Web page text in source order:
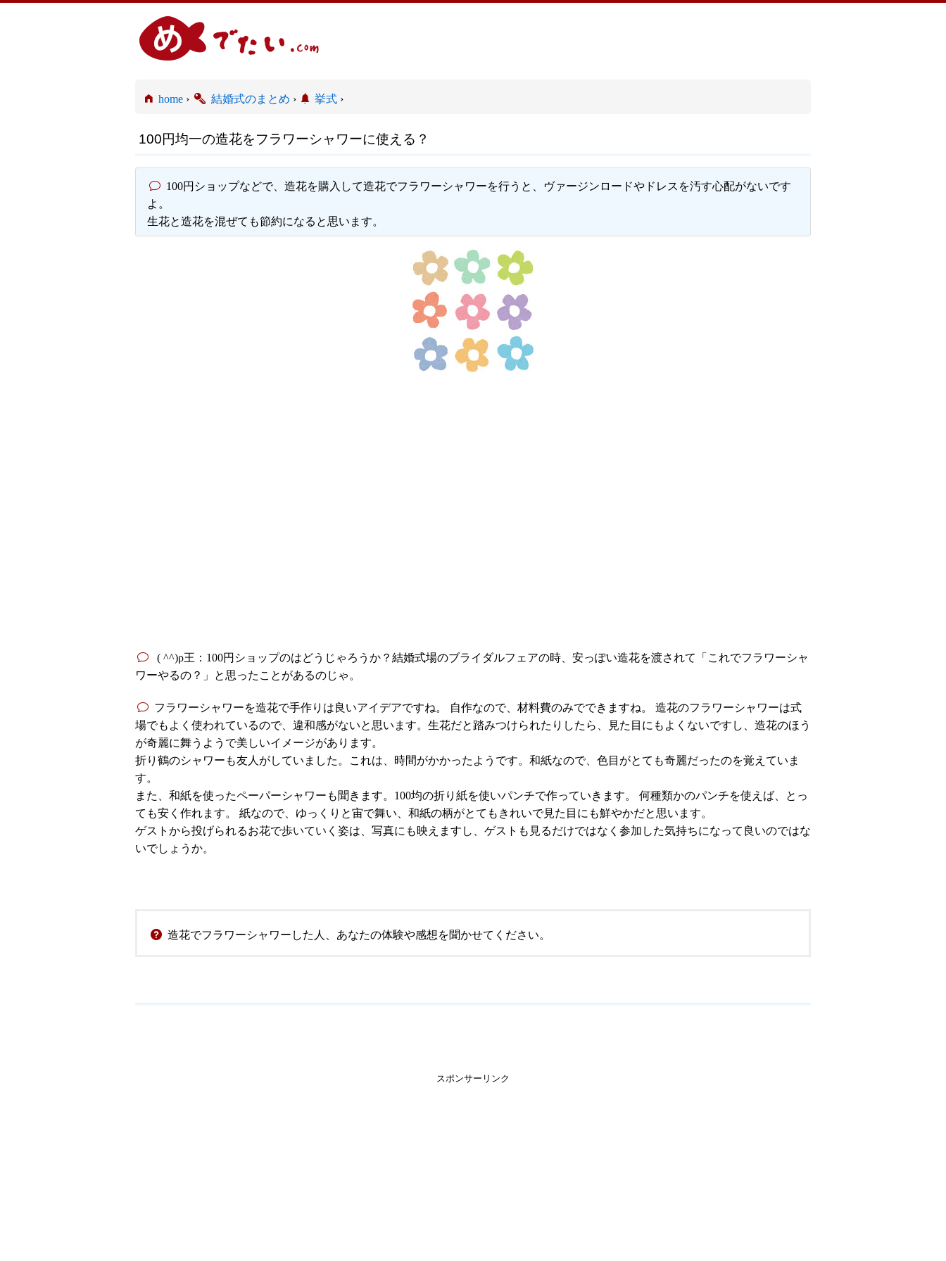
home› 結婚式のまとめ › 挙式›
100円均一の造花をフラワーシャワーに使える？
100円ショップなどで、造花を購入して造花でフラワーシャワーを行うと、ヴァージンロードやドレスを汚す心配がないです
よ。
生花と造花を混ぜても節約になると思います。
( ^^)ρ王：100円ショップのはどうじゃろうか？結婚式場のブライダルフェアの時、安っぽい造花を渡されて「これでフラワーシャ
ワーやるの？」と思ったことがあるのじゃ。
フラワーシャワーを造花で手作りは良いアイデアですね。 自作なので、材料費のみでできますね。 造花のフラワーシャワーは式
場でもよく使われているので、違和感がないと思います。生花だと踏みつけられたりしたら、見た目にもよくないですし、造花のほう
が奇麗に舞うようで美しいイメージがあります。
折り鶴のシャワーも友人がしていました。これは、時間がかかったようです。和紙なので、色目がとても奇麗だったのを覚えていま
す。
また、和紙を使ったペーパーシャワーも聞きます。100均の折り紙を使いパンチで作っていきます。 何種類かのパンチを使えば、とっ
ても安く作れます。 紙なので、ゆっくりと宙で舞い、和紙の柄がとてもきれいで見た目にも鮮やかだと思います。
ゲストから投げられるお花で歩いていく姿は、写真にも映えますし、ゲストも見るだけではなく参加した気持ちになって良いのではな
いでしょうか。
造花でフラワーシャワーした人、あなたの体験や感想を聞かせてください。
スポンサーリンク